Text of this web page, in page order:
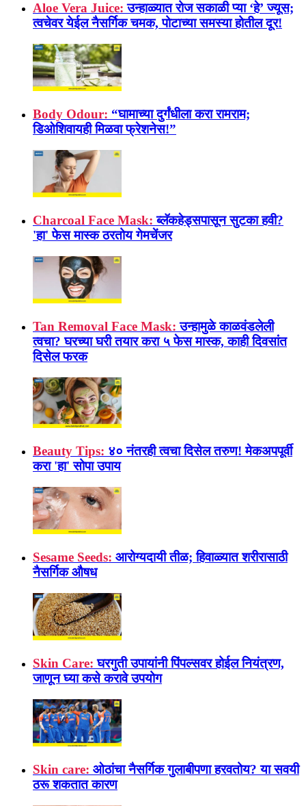
Aloe Vera Juice: उन्हाळ्यात रोज सकाळी प्या ‘हे’ ज्यूस;
त्वचेवर येईल नैसर्गिक चमक, पोटाच्या समस्या होतील दूर!
Body Odour: “घामाच्या दुर्गंधीला करा रामराम;
डिओशिवायही मिळवा फ्रेशनेस!”
Charcoal Face Mask: ब्लॅकहेड्सपासून सुटका हवी?
'हा' फेस मास्क ठरतोय गेमचेंजर
Tan Removal Face Mask: उन्हामुळे काळवंडलेली
त्वचा? घरच्या घरी तयार करा ५ फेस मास्क, काही दिवसांत
दिसेल फरक
Beauty Tips: ४० नंतरही त्वचा दिसेल तरुण! मेकअपपूर्वी
करा 'हा' सोपा उपाय
Sesame Seeds: आरोग्यदायी तीळ; हिवाळ्यात शरीरासाठी
नैसर्गिक औषध
Skin Care: घरगुती उपायांनी पिंपल्सवर होईल नियंत्रण,
जाणून घ्या कसे करावे उपयोग
Skin care: ओठांचा नैसर्गिक गुलाबीपणा हरवतोय? या सवयी
ठरू शकतात कारण